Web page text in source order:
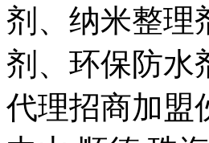
剂、纳米整理
剂、环保防水
代理招商加盟